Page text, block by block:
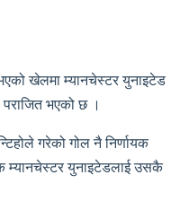
भएको खेलमा म्यानचेस्टर युनाइटेड
भएको छ ।
गरेको गोल नै निर्णायक
म्यानचेस्टर युनाइटेडलाई उसकै